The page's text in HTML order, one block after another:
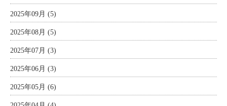
2025年09月 (5)
2025年08月 (5)
2025年07月 (3)
2025年06月 (3)
2025年05月 (6)